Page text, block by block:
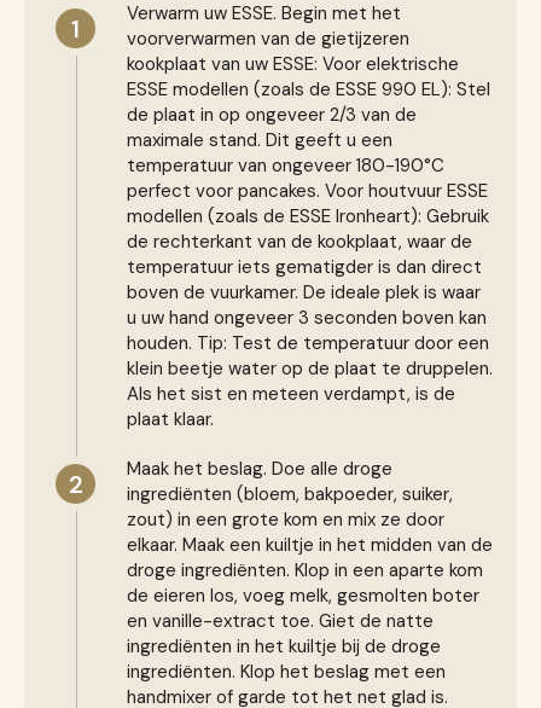
1
Verwarm uw ESSE. Begin met het
voorverwarmen van de gietijzeren
kookplaat van uw ESSE: Voor elektrische
ESSE modellen (zoals de ESSE 990 EL): Stel
de plaat in op ongeveer 2/3 van de
maximale stand. Dit geeft u een
temperatuur van ongeveer 180-190°C
perfect voor pancakes. Voor houtvuur ESSE
modellen (zoals de ESSE Ironheart): Gebruik
de rechterkant van de kookplaat, waar de
temperatuur iets gematigder is dan direct
boven de vuurkamer. De ideale plek is waar
u uw hand ongeveer 3 seconden boven kan
houden. Tip: Test de temperatuur door een
klein beetje water op de plaat te druppelen.
Als het sist en meteen verdampt, is de
plaat klaar.
2
Maak het beslag. Doe alle droge
ingrediënten (bloem, bakpoeder, suiker,
zout) in een grote kom en mix ze door
elkaar. Maak een kuiltje in het midden van de
droge ingrediënten. Klop in een aparte kom
de eieren los, voeg melk, gesmolten boter
en vanille-extract toe. Giet de natte
ingrediënten in het kuiltje bij de droge
ingrediënten. Klop het beslag met een
handmixer of garde tot het net glad is.